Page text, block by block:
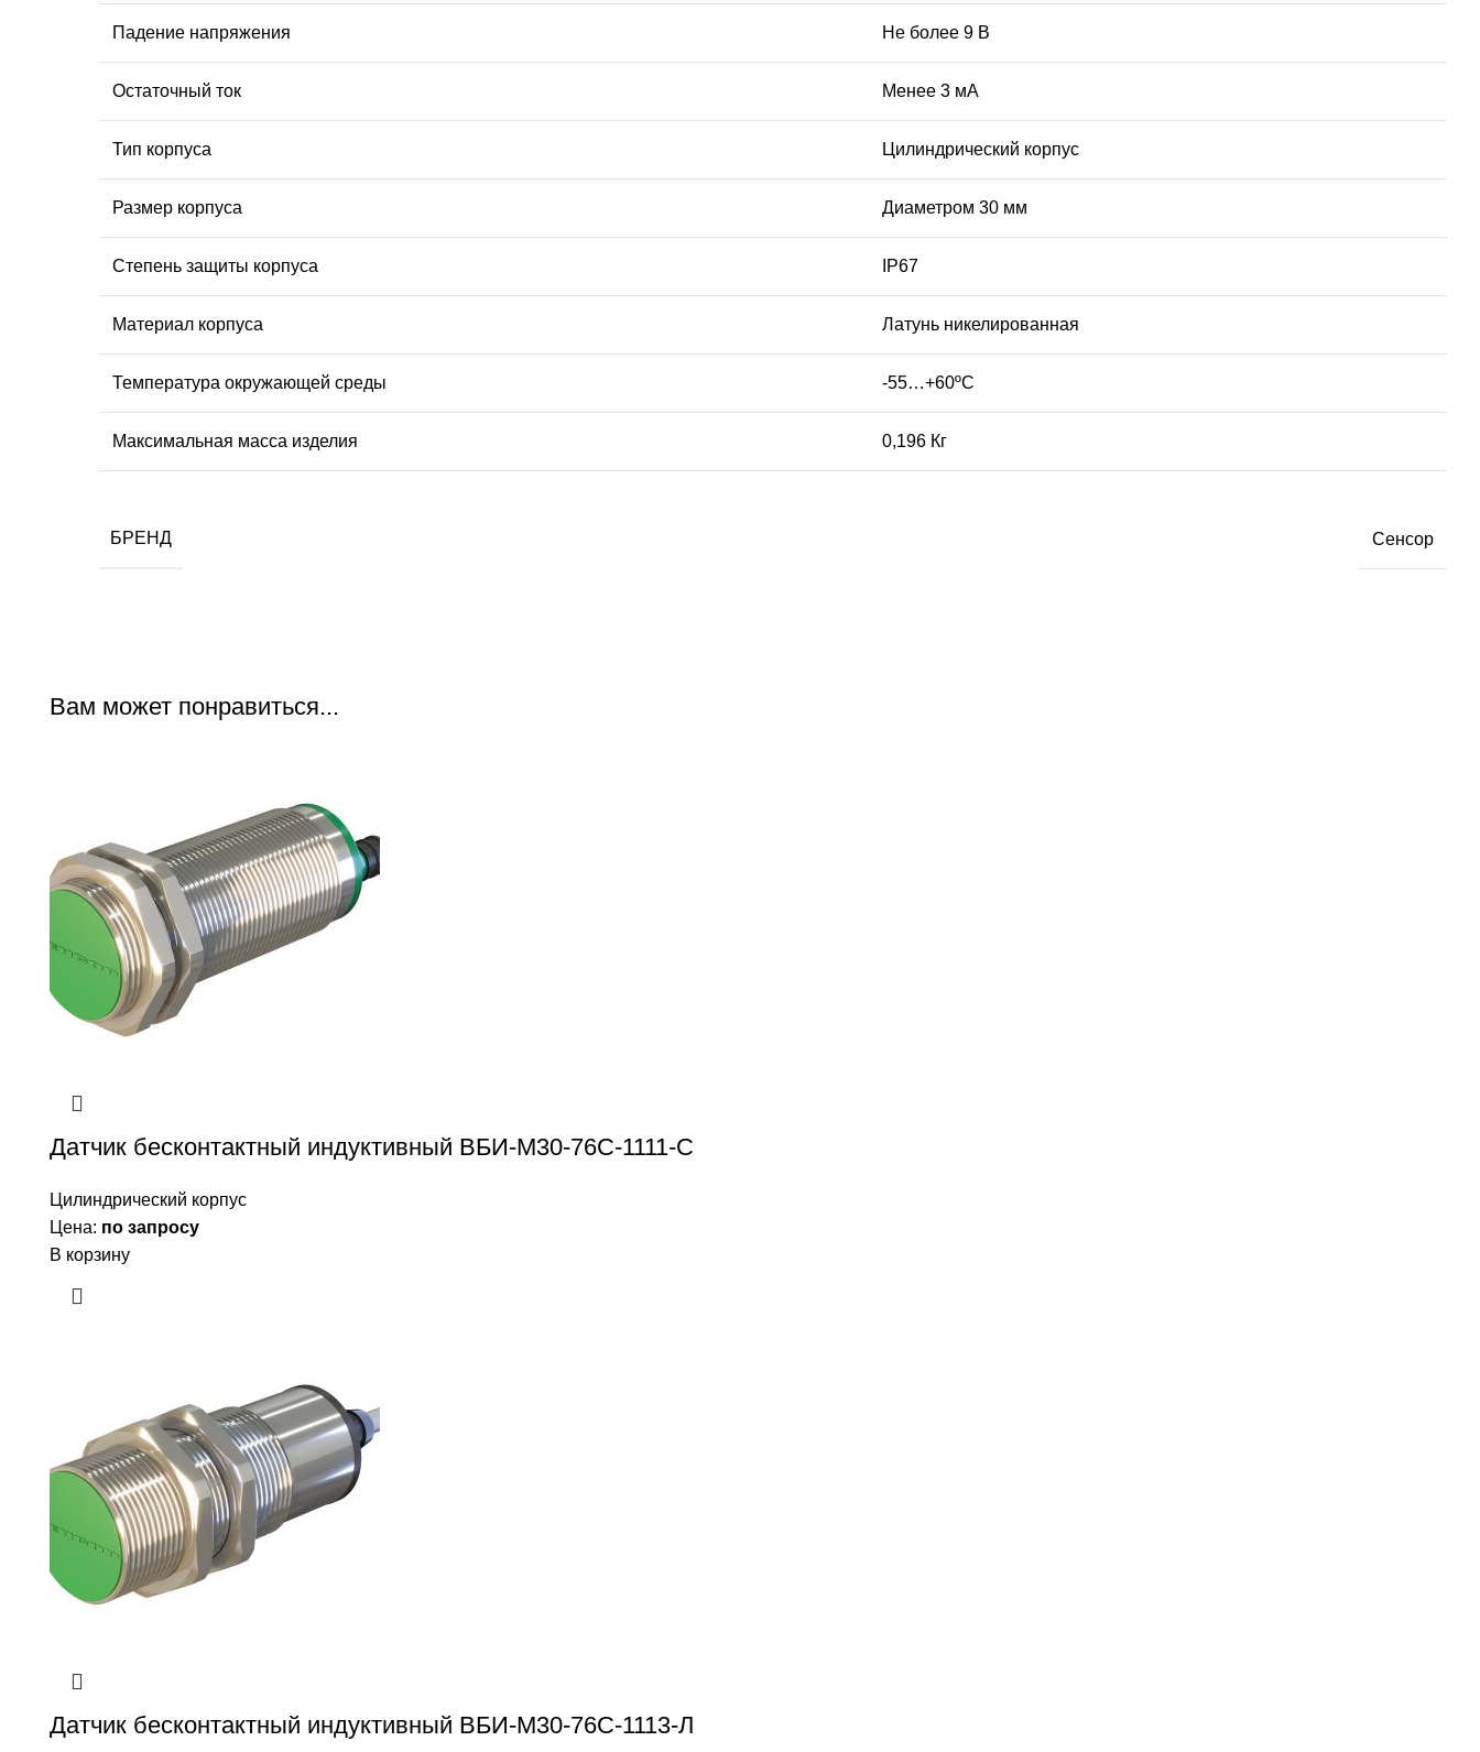
Падение напряжения Не более 9 В
Остаточный ток Менее 3 мА
Тип корпуса Цилиндрический корпус
Размер корпуса Диаметром 30 мм
Степень защиты корпуса IP67
Материал корпуса Латунь никелированная
Температура окружающей среды -55…+60ºС
Максимальная масса изделия 0,196 Кг
БРЕНД Сенсор
Вам может понравиться...
Датчик бесконтактный индуктивный ВБИ-М30-76С-1111-С
Цилиндрический корпус
Цена: по запросу
В корзину
Датчик бесконтактный индуктивный ВБИ-М30-76С-1113-Л